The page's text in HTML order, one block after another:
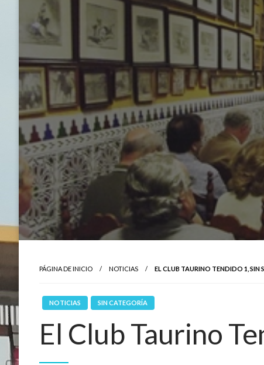
PÁGINA DE INICIO NOTICIAS EL CLUB TAURINO TENDIDO 1, SIN
NOTICIAS SIN CATEGORÍA
El Club Taurino